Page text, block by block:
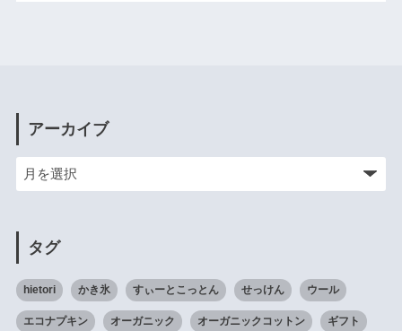
アーカイブ
タグ
hietori かき氷 すぃーとこっとん せっけん ウール
エコナプキン オーガニック オーガニックコットン ギフト